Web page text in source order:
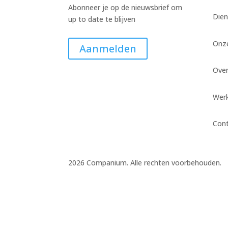
Abonneer je op de nieuwsbrief om
up to date te blijven
Aanmelden
2026 Companium. Alle rechten voorbehouden.